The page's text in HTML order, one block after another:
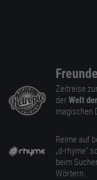
Zeitreise
der Welt
magischen
Reime auf
„d-rhyme”
beim
Wörtern.